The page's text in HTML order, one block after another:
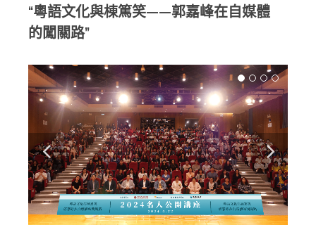
“粵語文化與棟篤笑——郭嘉峰在自媒體
的闖關路”